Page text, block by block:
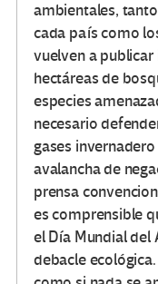
ambientales,
cada país como
vuelven a
hectáreas de
especies
necesario
gases
avalancha de
prensa
es comprensible
el Día Mundial del
debacle